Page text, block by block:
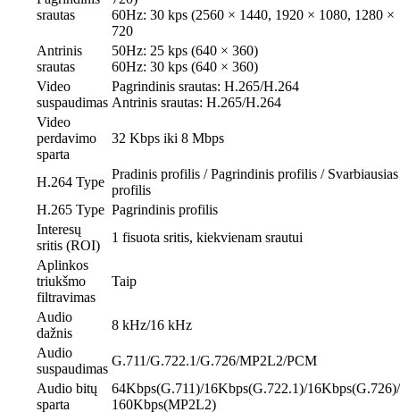
srautas
60Hz: 30 kps (2560 × 1440, 1920 × 1080, 1280 ×
720
Antrinis
srautas
50Hz: 25 kps (640 × 360)
60Hz: 30 kps (640 × 360)
Video
suspaudimas
Pagrindinis srautas: H.265/H.264
Antrinis srautas: H.265/H.264
Video
perdavimo
sparta
32 Kbps iki 8 Mbps
H.264 Type
Pradinis profilis / Pagrindinis profilis / Svarbiausias
profilis
H.265 Type Pagrindinis profilis
Interesų
sritis (ROI)
1 fisuota sritis, kiekvienam srautui
Aplinkos
triukšmo
filtravimas
Taip
Audio
dažnis
8 kHz/16 kHz
Audio
suspaudimas
G.711/G.722.1/G.726/MP2L2/PCM
Audio bitų
sparta
64Kbps(G.711)/16Kbps(G.722.1)/
160Kbps(MP2L2)